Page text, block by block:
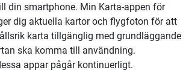
din smartphone. Min Karta-appen för
dig aktuella kartor och flygfoton för att
karta tillgänglig med grundläggande
ska komma till användning.
appar pågår kontinuerligt.